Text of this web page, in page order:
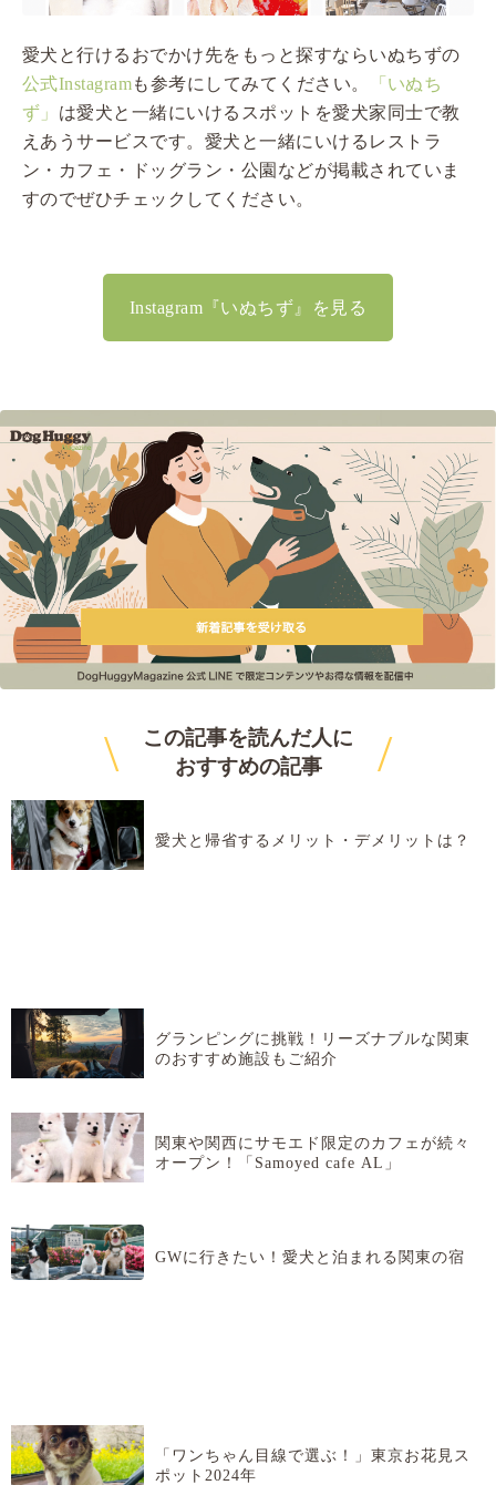
愛犬と行けるおでかけ先をもっと探すならいぬちずの
公式Instagramも参考にしてみてください。
「いぬち
ず」 は愛犬と一緒にいけるスポットを愛犬家同士で教
えあうサービスです。愛犬と一緒にいけるレストラ
ン・カフェ・ドッグラン・公園などが掲載されていま
すのでぜひチェックしてください。
Instagram『いぬちず』を見る
\
この記事を読んだ人に
おすすめの記事 /
愛犬と帰省するメリット・デメリットは？
グランピングに挑戦！リーズナブルな関東
のおすすめ施設もご紹介
関東や関西にサモエド限定のカフェが続々
オープン！「Samoyed cafe AL」
GWに行きたい！愛犬と泊まれる関東の宿
「ワンちゃん目線で選ぶ！」東京お花見ス
ポット2024年